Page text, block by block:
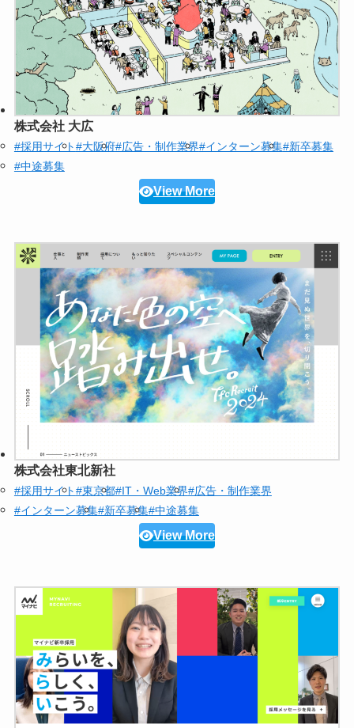
株式会社 大広
#採用サイト#大阪府#広告・制作業界#インターン募集#新卒募集
#中途募集
View More
株式会社東北新社
#採用サイト#東京都#IT・Web業界#広告・制作業界
#インターン募集#新卒募集#中途募集
View More